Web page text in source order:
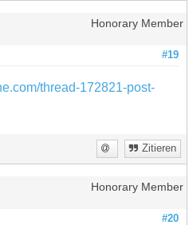
Honorary Member
#19
thread-172821-post-
Zitieren
Honorary Member
#20